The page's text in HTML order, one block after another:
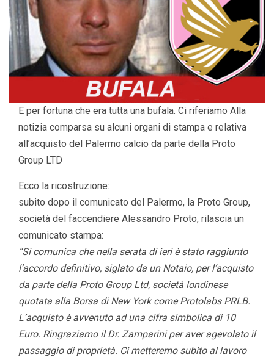
E per fortuna che era tutta una bufala. Ci riferiamo Alla
notizia comparsa su alcuni organi di stampa e relativa
all’acquisto del Palermo calcio da parte della Proto
Group LTD
Ecco la ricostruzione:
subito dopo il comunicato del Palermo, la Proto Group,
società del faccendiere Alessandro Proto, rilascia un
comunicato stampa:
“Si comunica che nella serata di ieri è stato raggiunto
l’accordo definitivo, siglato da un Notaio, per l’acquisto
da parte della Proto Group Ltd, società londinese
quotata alla Borsa di New York come Protolabs PRLB.
L’acquisto è avvenuto ad una cifra simbolica di 10
Euro. Ringraziamo il Dr. Zamparini per aver agevolato il
passaggio di proprietà. Ci metteremo subito al lavoro